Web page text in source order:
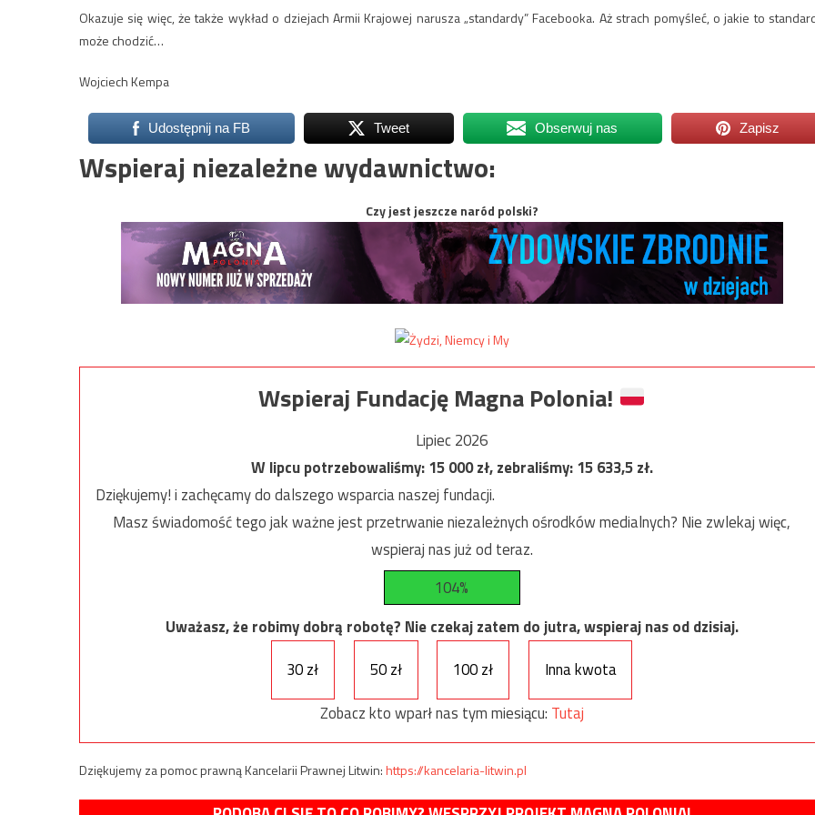
Okazuje się więc, że także wykład o dziejach Armii Krajowej narusza „standardy” Facebooka. Aż strach pomyśleć, o jakie to
może chodzić…
Wojciech Kempa
Udostępnij na FB Tweet Obserwuj nas Zapisz
Wspieraj niezależne wydawnictwo:
Czy jest jeszcze naród polski?
Wspieraj Fundację Magna Polonia!
Lipiec 2026
W lipcu potrzebowaliśmy:15 000zł, zebraliśmy:15 633,5zł.
Dziękujemy! i zachęcamy do dalszego wsparcia naszej fundacji.
Masz świadomość tego jak ważne jest przetrwanie niezależnych ośrodków medialnych? Nie zwlekaj więc,
wspieraj nas już od teraz.
104%
Uważasz, że robimy dobrą robotę? Nie czekaj zatem do jutra, wspieraj nas od dzisiaj.
30 zł
50 zł 100 zł
Inna kwota
Zobacz kto wparł nas tym miesiącu: Tutaj
Dziękujemy za pomoc prawną Kancelarii Prawnej Litwin:https://kancelaria-litwin.pl